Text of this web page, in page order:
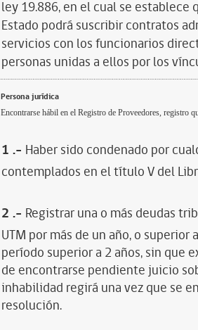
ley 19.886, en el cual se
Estado podrá suscribir contratos
servicios con los funcionarios
personas unidas a ellos por los
Persona jurídica
Encontrarse hábil en el Registro de Proveedores, registro
1 .- Haber sido condenado por
contemplados en el título V del
2 .- Registrar una o más deudas
UTM por más de un año, o
período superior a 2 años, sin que
de encontrarse pendiente juicio
inhabilidad regirá una vez que se
resolución.